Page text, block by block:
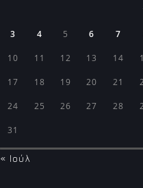
3 4 5 6 7
10 11 12 13 14
17 18 19 20 21
24 25 26 27 28
31
« Ιούλ